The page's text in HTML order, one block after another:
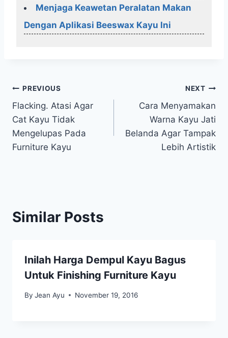
Menjaga Keawetan Peralatan Makan
Dengan Aplikasi Beeswax Kayu Ini
Post
navigation
PREVIOUS
Flacking. Atasi Agar
Cat Kayu Tidak
Mengelupas Pada
Furniture Kayu
NEXT
Cara Menyamakan
Warna Kayu Jati
Belanda Agar Tampak
Lebih Artistik
Similar Posts
Inilah Harga Dempul Kayu Bagus
Untuk Finishing Furniture Kayu
By Jean Ayu November 19, 2016